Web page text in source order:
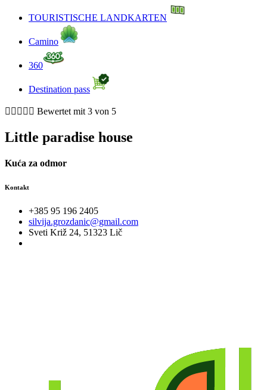
TOURISTISCHE LANDKARTEN
Camino
360
Destination pass
     Bewertet mit 3 von 5
Little paradise house
Kuća za odmor
Kontakt
+385 95 196 2405
silvija.grozdanic@gmail.com
Sveti Križ 24, 51323 Lič